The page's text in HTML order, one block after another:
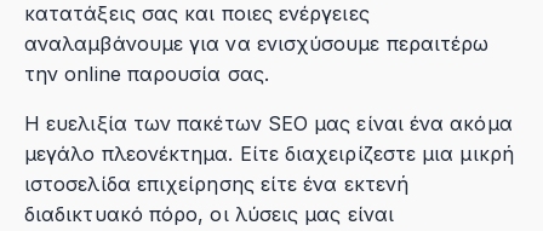
κατατάξεις σας και ποιες ενέργειες
αναλαμβάνουμε για να ενισχύσουμε περαιτέρω
την online παρουσία σας.
Η ευελιξία των πακέτων SEO μας είναι ένα ακόμα
μεγάλο πλεονέκτημα. Είτε διαχειρίζεστε μια μικρή
ιστοσελίδα επιχείρησης είτε ένα εκτενή
διαδικτυακό πόρο, οι λύσεις μας είναι